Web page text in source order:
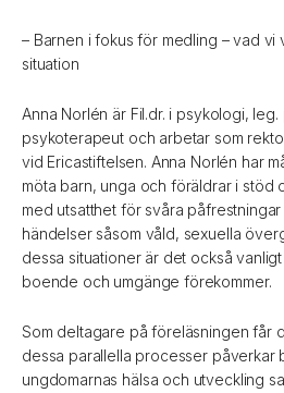
– Barnen i fokus för medling – vad vi
situation
Anna Norlén är Fil.dr. i psykologi,
psykoterapeut och arbetar som
vid Ericastiftelsen. Anna Norlén har
möta barn, unga och föräldrar i stöd
med utsatthet för svåra
händelser såsom våld, sexuella
dessa situationer är det också
boende och umgänge förekommer.
Som deltagare på föreläsningen får
dessa parallella processer påverkar
ungdomarnas hälsa och utveckling